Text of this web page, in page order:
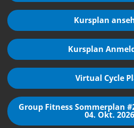
Kursplan
Kursplan
Virtual Cycle
Group Fitness Sommerplan
04. Okt. 2026